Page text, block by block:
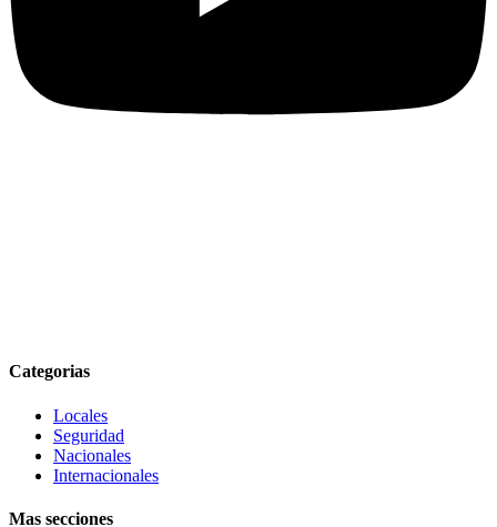
Categorias
Locales
Seguridad
Nacionales
Internacionales
Mas secciones